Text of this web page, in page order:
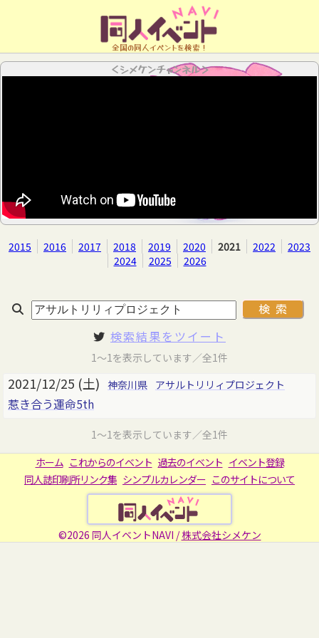
全国の同人イベントを検索！
＜シメケンチャンネル＞
2015 2016 2017 2018 2019 2020 2021 2022
2023
2024
2025 2026
検索結果をツイート
1～1を表示しています／全1件
2021/12/25 (土) 神奈川県 アサルトリリィプロジェクト
惹き合う運命5th
1～1を表示しています／全1件
ホーム これからのイベント 過去のイベント イベント登録
同人誌印刷所リンク集 シンプルカレンダー このサイトについて
©2026 同人イベントNAVI /株式会社シメケン